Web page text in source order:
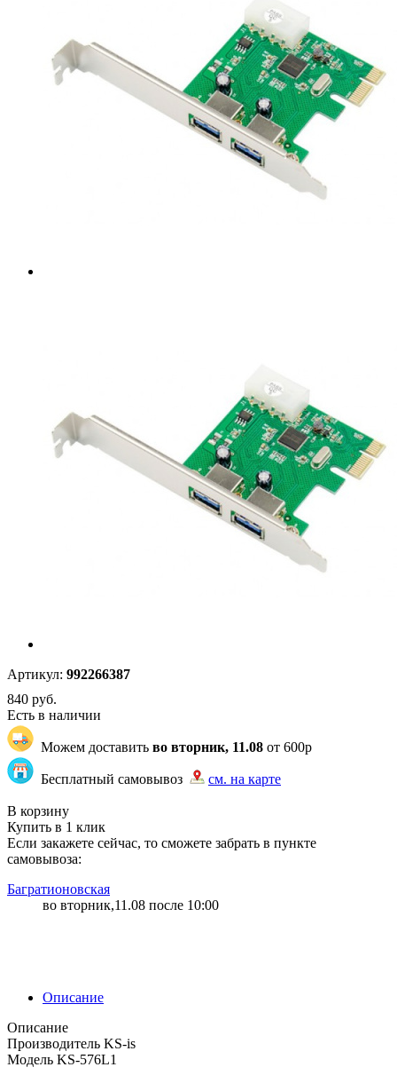
Артикул: 992266387
840 руб.
Есть в наличии
Можем доставить во вторник, 11.08 от 600р
Бесплатный самовывоз
см. на карте
В корзину
Купить в 1 клик
Если закажете сейчас, то сможете забрать в пункте
самовывоза:
Багратионовская
во вторник,11.08 после 10:00
Описание
Описание
Производитель KS-is
Модель KS-576L1